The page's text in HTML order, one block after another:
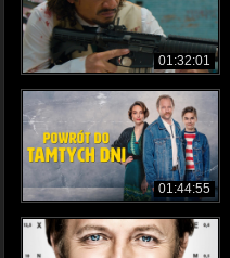
01:32:01
01:44:55